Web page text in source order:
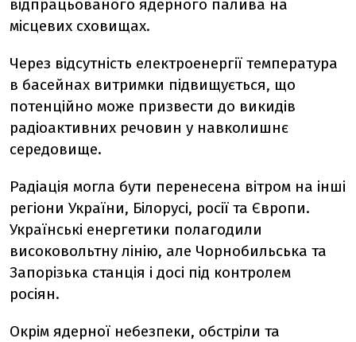
відпрацьованого ядерного палива на
місцевих сховищах.
Через відсутність електроенергії температура
в басейнах витримки підвищується, що
потенційно може призвести до викидів
радіоактивних речовин у навколишнє
середовище.
Радіація могла бути перенесена вітром на інші
регіони України, Білорусі, росії та Європи.
Українські енергетики полагодили
високовольтну лінію, але Чорнобильська та
Запорізька станція і досі під контролем
росіян.
Окрім ядерної небезпеки, обстріли та